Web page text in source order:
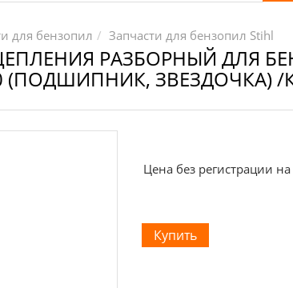
для бензопил Запчасти для бензопил Stihl
РАЗБОРНЫЙ ДЛЯ
(ПОДШИПНИК, ЗВЕЗДОЧКА) /
Цена без регистрации на